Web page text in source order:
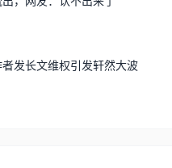
发长文维权引发轩然大波